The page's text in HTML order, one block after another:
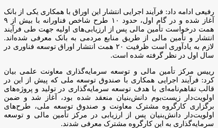
رفیعی ادامه داد: فرآیند اجرایی انتشار این اوراق با همکاری یکی از بانک
آغاز شده و در گام اول، حدود ۱۰ طرح شاخص فناورانه با بیش از ۹
همت درخواست تأمین مالی پس از ارزیابی‌های اولیه جهت طی فرآیند
انتشار و تأمین مالی از طریق منابع مردمی به بانک معرفی شده‌اند.
لازم به یادآوری است ظرفیت ۲۰ همت انتشار اوراق توسعه فناوری در
سال اول در نظر گرفته شده است.
رییس مرکز تأمین مالی و توسعه سرمایه‌گذاری معاونت علمی بیان
کرد: فرآیند اجرایی همکاری با صندوق توسعه ملی که پیش از این در
قالب تفاهم‌نامه‌ای با هدف توسعه سرمایه‌گذاری در تولید و پروژه‌های
اولویت‌دار زیست‌بوم دانش‌بنیان منعقد شده‌ بود، آغاز شد و ضمن
برگزاری کارگروه مشترک معاونت و صندوق توسعه ملی، طرح‌های
اولویت‌دار دانش‌بنیان پس از ارزیابی در مرکز تأمین مالی و توسعه
سرمایه‌گذاری به این کارگروه مشترک معرفی شدند.